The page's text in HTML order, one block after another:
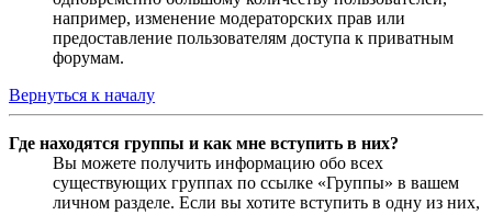
например, изменение модераторских прав или
предоставление пользователям доступа к приватным
форумам.
Вернуться к началу
Где находятся группы и как мне вступить в них?
Вы можете получить информацию обо всех
существующих группах по ссылке «Группы» в вашем
личном разделе. Если вы хотите вступить в одну из них,